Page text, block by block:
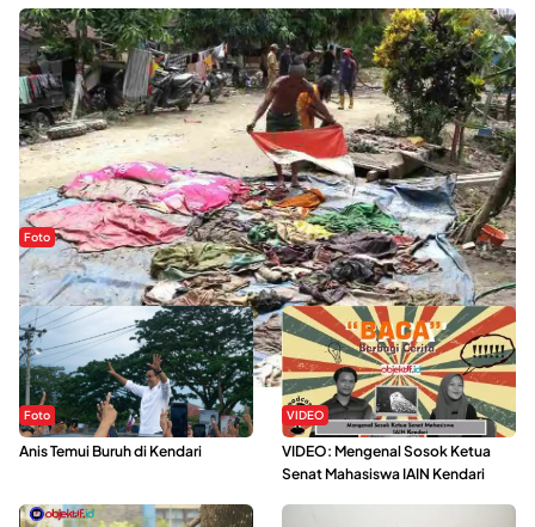
Foto
Sejak Banjir Bandang, Warga Butuhkan Air Bersih
Foto
Anis Temui Buruh di Kendari
VIDEO
VIDEO: Mengenal Sosok Ketua
Senat Mahasiswa IAIN Kendari